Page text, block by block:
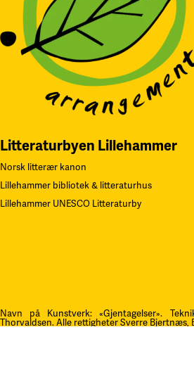
Litteraturbyen Lillehammer
Norsk litterær kanon
Lillehammer bibliotek & litteraturhus
Lillehammer UNESCO Litteraturby
Navn på Kunstverk: «Gjentagelser».
Thorvaldsen. Alle rettigheter Sverre Bjertnæs,